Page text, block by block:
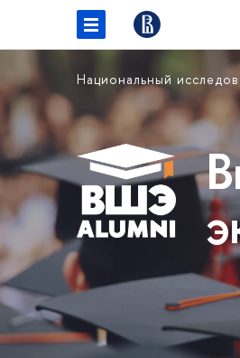
Национальный